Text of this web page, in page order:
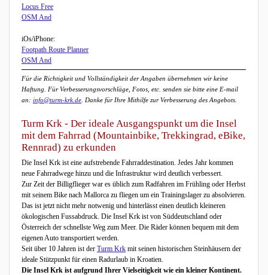
Locus Free
OSM And
iOs/iPhone:
Footpath Route Planner
OSM And
Für die Richtigkeit und Vollständigkeit der Angaben übernehmen wir keine
Haftung. Für Verbesserungsvorschläge, Fotos, etc. senden sie bitte eine E-mail
an: info@turm-krk.de . Danke für Ihre Mithilfe zur Verbesserung des Angebots.
Turm Krk - Der ideale Ausgangspunkt um die Insel
mit dem Fahrrad (Mountainbike, Trekkingrad, eBike,
Rennrad) zu erkunden
Die Insel Krk ist eine aufstrebende Fahrraddestination. Jedes Jahr kommen
neue Fahrradwege hinzu und die Infrastruktur wird deutlich verbessert.
Zur Zeit der Billigflieger war es üblich zum Radfahren im Frühling oder Herbst
mit seinem Bike nach Mallorca zu fliegen um ein Trainingslager zu absolvieren.
Das ist jetzt nicht mehr notwenig und hinterlässt einen deutlich kleineren
ökologischen Fussabdruck. Die Insel Krk ist von Süddeutschland oder
Österreich der schnellste Weg zum Meer. Die Räder können bequem mit dem
eigenen Auto transportiert werden.
Seit über 10 Jahren ist der Turm Krk mit seinen historischen Steinhäusern der
ideale Stützpunkt für einen Radurlaub in Kroatien.
Die Insel Krk ist aufgrund Ihrer Vielseitigkeit wie ein kleiner Kontinent.